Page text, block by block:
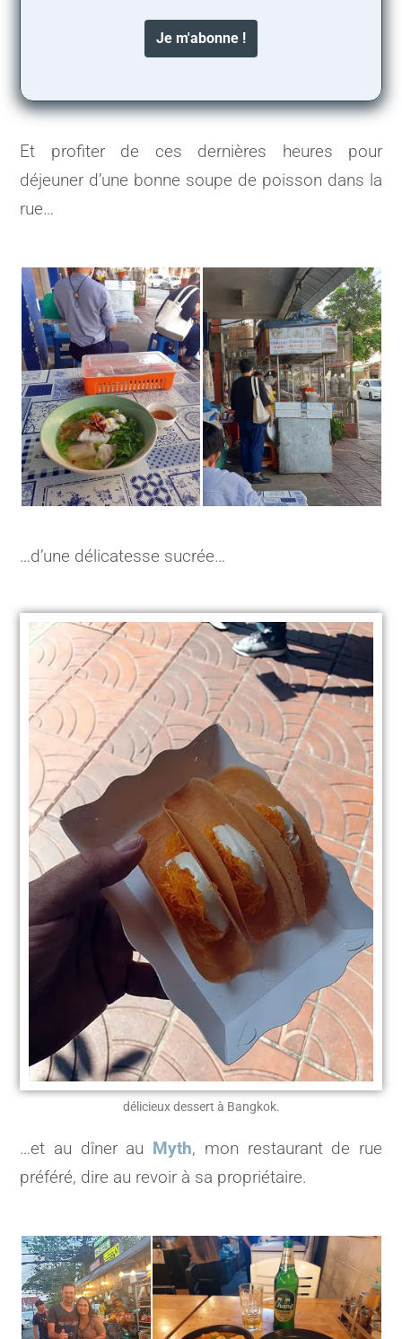
Et profiter de ces dernières heures pour
déjeuner d’une bonne soupe de poisson dans la
rue…
…d’une délicatesse sucrée…
délicieux dessert à Bangkok.
…et au dîner au Myth, mon restaurant de rue
préféré, dire au revoir à sa propriétaire.